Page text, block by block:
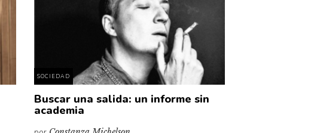
SOCIEDAD
Buscar una salida: un informe sin
academia